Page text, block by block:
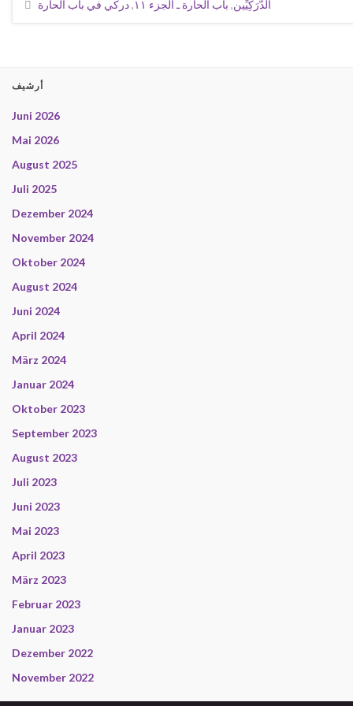
الدَّرَكِيِّين, باب الحارة ـ الجزء ١١ ,دركي في باب الحارة
أرشيف
Juni 2026
Mai 2026
August 2025
Juli 2025
Dezember 2024
November 2024
Oktober 2024
August 2024
Juni 2024
April 2024
März 2024
Januar 2024
Oktober 2023
September 2023
August 2023
Juli 2023
Juni 2023
Mai 2023
April 2023
März 2023
Februar 2023
Januar 2023
Dezember 2022
November 2022